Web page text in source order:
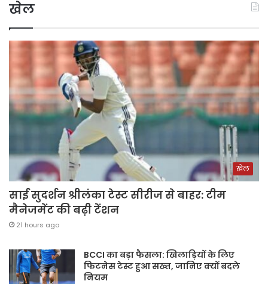
खेल
खेल
साई सुदर्शन श्रीलंका टेस्ट सीरीज से बाहर: टीम
मैनेजमेंट की बढ़ी टेंशन
21 hours ago
BCCI का बड़ा फैसला: खिलाड़ियों के लिए
फिटनेस टेस्ट हुआ सख्त, जानिए क्यों बदले
नियम